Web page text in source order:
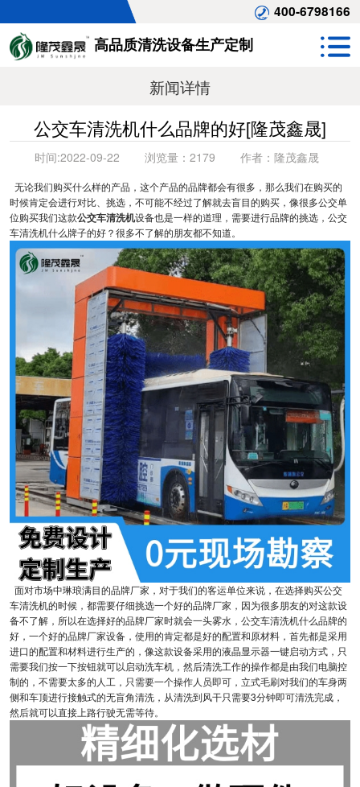
400-6798166
高品质清洗设备生产定制
新闻详情
公交车清洗机什么品牌的好[隆茂鑫晟]
时间:2022-09-22 浏览量： 2179 作者： 隆茂鑫晟
无论我们购买什么样的产品，这个产品的品牌都会有很多，那么我们在购买的
时候肯定会进行对比、挑选，不可能不经过了解就去盲目的购买，像很多公交单
位购买我们这款公交车清洗机设备也是一样的道理，需要进行品牌的挑选，公交
车清洗机什么牌子的好？很多不了解的朋友都不知道。
面对市场中琳琅满目的品牌厂家，对于我们的客运单位来说，在选择购买公交
车清洗机的时候，都需要仔细挑选一个好的品牌厂家，因为很多朋友的对这款设
备不了解，所以在选择好的品牌厂家时就会一头雾水，公交车清洗机什么品牌的
好，一个好的品牌厂家设备，使用的肯定都是好的配置和原材料，首先都是采用
进口的配置和材料进行生产的，像这款设备采用的液晶显示器一键启动方式，只
需要我们按一下按钮就可以启动洗车机，然后清洗工作的操作都是由我们电脑控
制的，不需要太多的人工，只需要一个操作人员即可，立式毛刷对我们的车身两
侧和车顶进行接触式的无盲角清洗，从清洗到风干只需要3分钟即可清洗完成，
然后就可以直接上路行驶无需等待。